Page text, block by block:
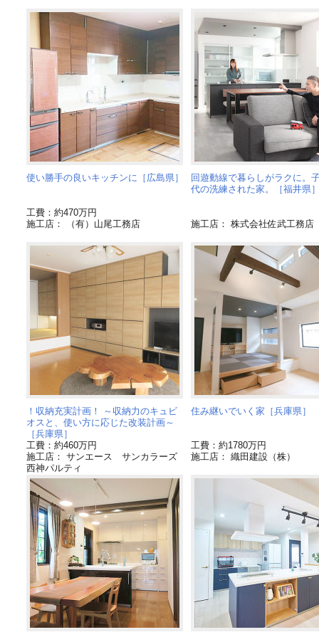
使い勝手の良いキッチンに［広島県］
工費：約470万円
施工店： （有）山尾工務店
回遊動線で暮らしがラクに。
代の洗練された家。［福井県
施工店： 株式会社佐武工務店
！収納充実計画！ ～収納力のキュビ
オスと、使い方に応じた改装計画～
［兵庫県］
工費：約460万円
施工店： サンエース サンカラーズ
西神パルティ
住み継いでいく家［兵庫県］
工費：約1780万円
施工店： 織田建設（株）